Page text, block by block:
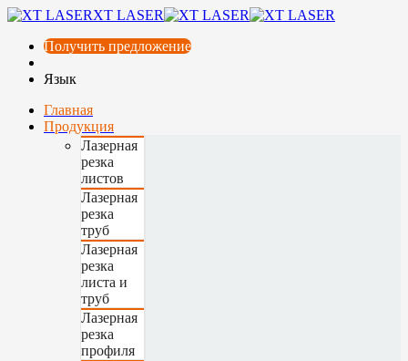
XT LASER
Получить предложение
Язык
Главная
Продукция
Лазерная
резка
листов
Лазерная
резка
труб
Лазерная
резка
листа и
труб
Лазерная
резка
профиля